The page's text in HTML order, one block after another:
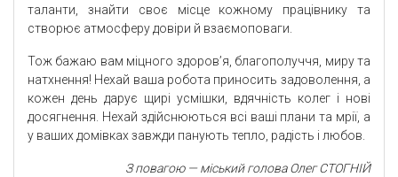
таланти, знайти своє місце кожному працівнику та
створює атмосферу довіри й взаємоповаги.
Тож бажаю вам міцного здоров’я, благополуччя, миру та
натхнення! Нехай ваша робота приносить задоволення, а
кожен день дарує щирі усмішки, вдячність колег і нові
досягнення. Нехай здійснюються всі ваші плани та мрії, а
у ваших домівках завжди панують тепло, радість і любов.
З повагою — міський голова Олег СТОГНІЙ